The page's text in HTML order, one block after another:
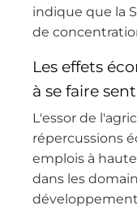
indique que la
de
Les effets
à se faire
L'essor de
répercussions
emplois à
dans les